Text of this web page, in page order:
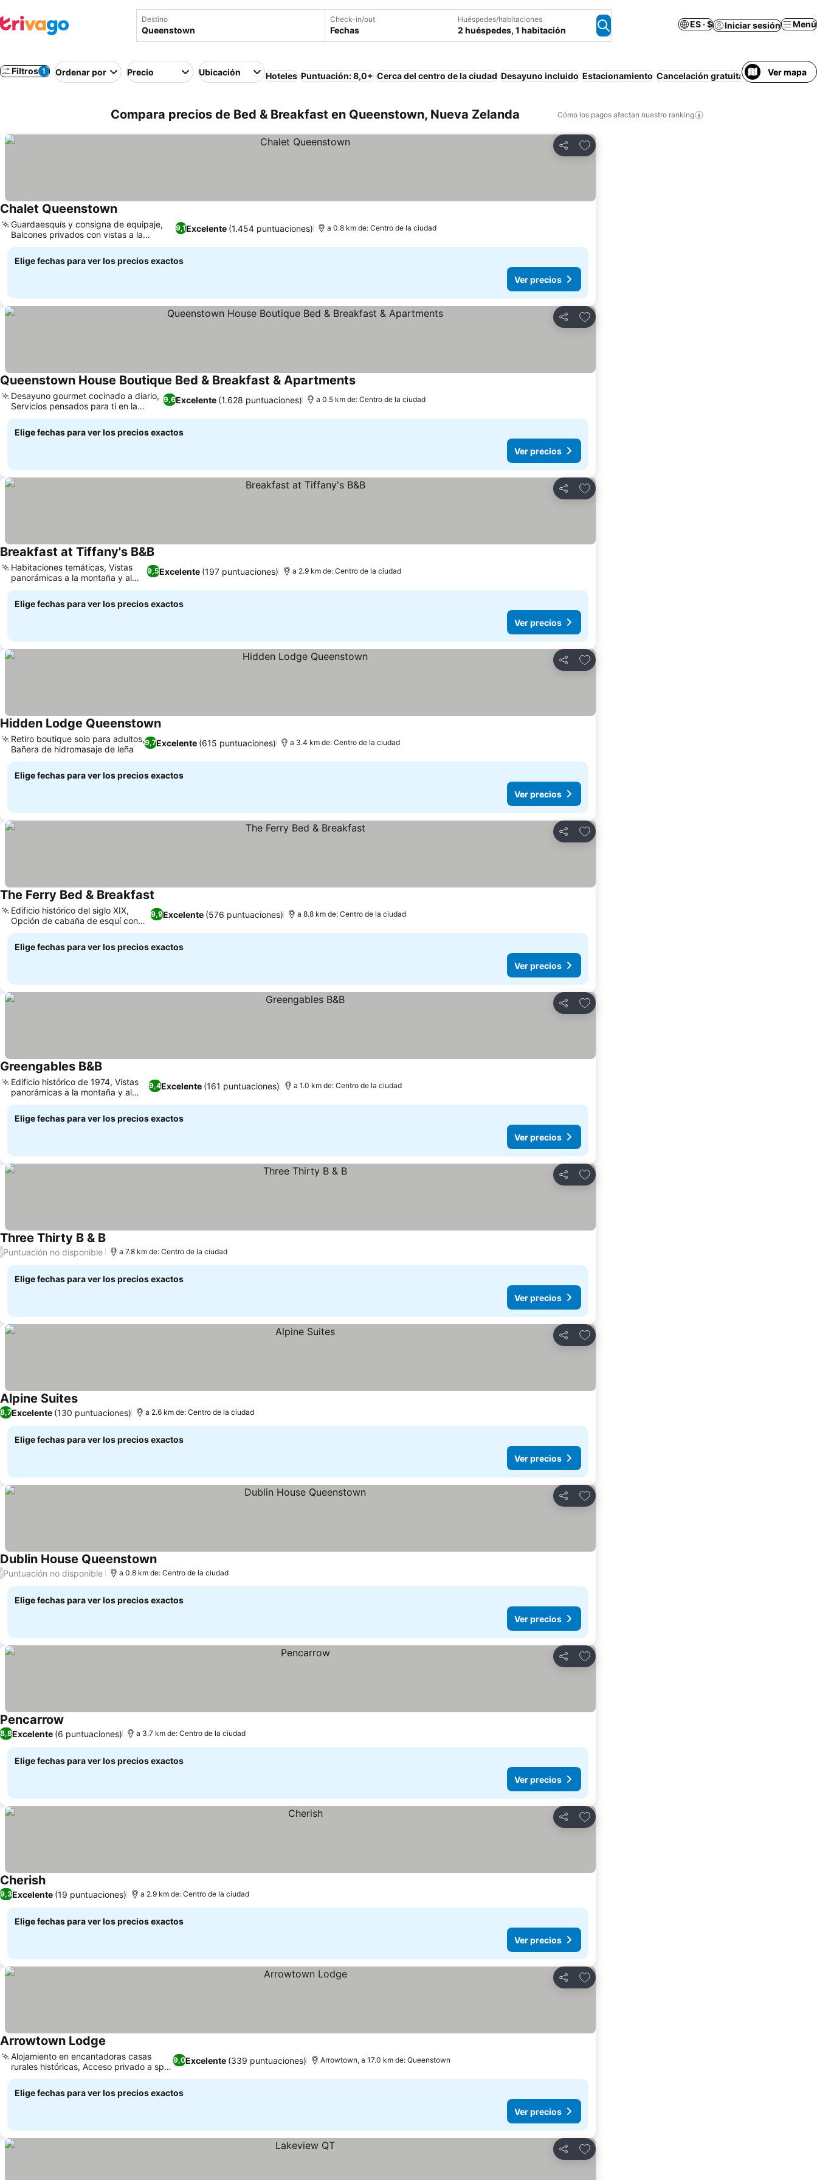
Destino Check-in/out
Fechas
Huéspedes/habitaciones
2 huéspedes, 1 habitación
ES · $ Iniciar sesión Menú
Filtros 1 Ordenar por Precio Ubicación Hoteles Puntuación: 8,0+ Cerca del centro de la ciudad Desayuno incluido Estacionamiento Cancelación gratuita Spa Casa o
Ver mapa
Compara precios de Bed & Breakfast en Queenstown, Nueva Zelanda Cómo los pagos afectan nuestro ranking
Compartir
Agregar a favoritos
Chalet Queenstown
9,1Excelente (1.454 puntuaciones)
Guardaesquís y consigna de equipaje,
Balcones privados con vistas a la
montaña y al lago
a 0.8 km de: Centro de la ciudad
Elige fechas para ver los precios exactos
Ver precios
Compartir
Agregar a favoritos
Queenstown House Boutique Bed & Breakfast & Apartments
9,6Excelente (1.628 puntuaciones)
Desayuno gourmet cocinado a diario,
Servicios pensados para ti en la
habitación
a 0.5 km de: Centro de la ciudad
Elige fechas para ver los precios exactos
Ver precios
Compartir
Agregar a favoritos
Breakfast at Tiffany's B&B
9,5Excelente (197 puntuaciones)
Habitaciones temáticas, Vistas
panorámicas a la montaña y al
lago
a 2.9 km de: Centro de la ciudad
Elige fechas para ver los precios exactos
Ver precios
Compartir
Agregar a favoritos
Hidden Lodge Queenstown
9,7Excelente (615 puntuaciones)
Retiro boutique solo para adultos,
Bañera de hidromasaje de leña
a 3.4 km de: Centro de la ciudad
Elige fechas para ver los precios exactos
Ver precios
Compartir
Agregar a favoritos
The Ferry Bed & Breakfast
9,9Excelente (576 puntuaciones)
Edificio histórico del siglo XIX,
Opción de cabaña de esquí con
cocina
a 8.8 km de: Centro de la ciudad
Elige fechas para ver los precios exactos
Ver precios
Compartir
Agregar a favoritos
Greengables B&B
9,4Excelente (161 puntuaciones)
Edificio histórico de 1974, Vistas
panorámicas a la montaña y al
lago
a 1.0 km de: Centro de la ciudad
Elige fechas para ver los precios exactos
Ver precios
Compartir
Agregar a favoritos
Three Thirty B & B
/Puntuación no disponible a 7.8 km de: Centro de la ciudad
Elige fechas para ver los precios exactos
Ver precios
Compartir
Agregar a favoritos
Alpine Suites
8,7Excelente (130 puntuaciones) a 2.6 km de: Centro de la ciudad
Elige fechas para ver los precios exactos
Ver precios
Compartir
Agregar a favoritos
Dublin House Queenstown
/Puntuación no disponible a 0.8 km de: Centro de la ciudad
Elige fechas para ver los precios exactos
Ver precios
Compartir
Agregar a favoritos
Pencarrow
8,8Excelente (6 puntuaciones) a 3.7 km de: Centro de la ciudad
Elige fechas para ver los precios exactos
Ver precios
Compartir
Agregar a favoritos
Cherish
9,3Excelente (19 puntuaciones) a 2.9 km de: Centro de la ciudad
Elige fechas para ver los precios exactos
Ver precios
Compartir
Agregar a favoritos
Arrowtown Lodge
9,0Excelente (339 puntuaciones)
Alojamiento en encantadoras casas
rurales históricas, Acceso privado a spa
al aire libre
Arrowtown, a 17.0 km de: Queenstown
Elige fechas para ver los precios exactos
Ver precios
Compartir
Agregar a favoritos